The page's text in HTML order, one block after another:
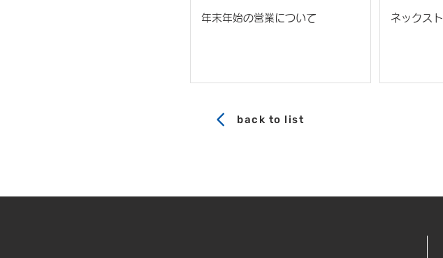
年末年始の営業について ネックス
back to list